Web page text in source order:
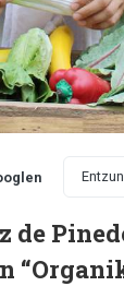
Entzun
de